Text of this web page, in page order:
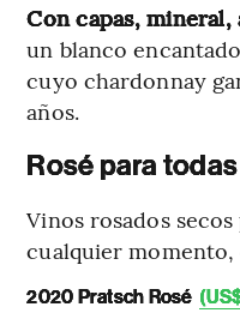
Con capas,
un blanco
cuyo chardonnay
años.
Rosé para
Vinos rosados
cualquier
2020 Pratsch Rosé